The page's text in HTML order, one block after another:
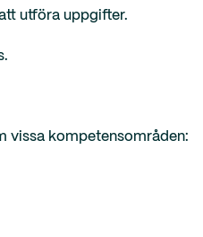
utföra uppgifter.
vissa kompetensområden: